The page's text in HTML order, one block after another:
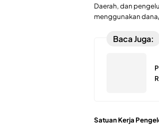
Daerah, dan
menggunakan
Baca Juga:
Satuan Kerja